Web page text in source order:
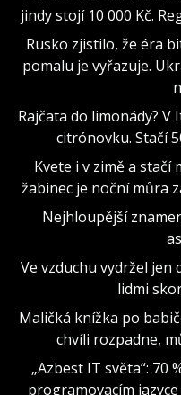
jindy stojí 10 000 Kč.
Rusko zjistilo, že éra
pomalu je vyřazuje.
Rajčata do limonády?
citrónovku. Stačí
Kvete i v zimě a
žabinec je noční můra
Nejhloupější
Ve vzduchu vydržel jen
lidmi
Maličká knížka po
chvíli rozpadne,
„Azbest IT světa“: 70
programovacím